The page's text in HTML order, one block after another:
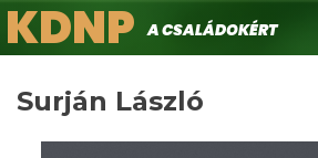
Ugrás
a
Keresés
KDNPA családokért.
Surján László